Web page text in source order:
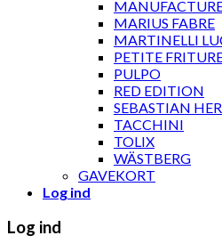
MARIUS FABRE
MARTINELLI
PETITE
PULPO
RED EDITION
SEBASTIAN
TACCHINI
TOLIX
WÄSTBERG
GAVEKORT
Log ind
Log ind